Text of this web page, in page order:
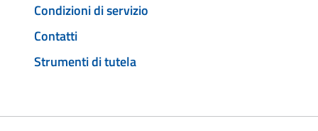
Condizioni di servizio
Contatti
Strumenti di tutela